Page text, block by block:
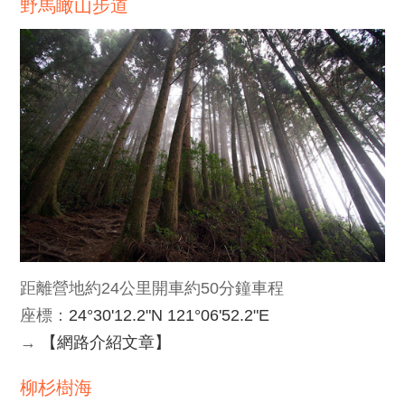
野馬瞰山步道
距離營地約24公里開車約50分鐘車程
座標： 24°30'12.2"N 121°06'52.2"E
→
【網路介紹文章】
柳杉樹海